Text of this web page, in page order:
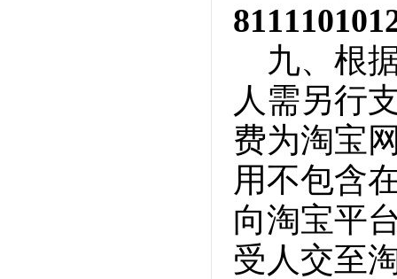
九、根
人需另行
费为淘宝
用不包含
向淘宝平
受人交至